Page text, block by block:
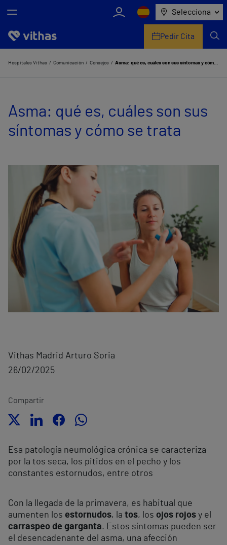
Selecciona
Nosotros
Servicios de salud
Equipo médico y asistencial
Comunicación
Pedir Cita
Hospitales Vithas Comunicación Consejos Asma: qué es, cuáles son sus síntomas y cómo se trata
Asma: qué es, cuáles son sus
síntomas y cómo se trata
Vithas Madrid Arturo Soria
26/02/2025
Compartir
Esa patología neumológica crónica se caracteriza
por la tos seca, los pitidos en el pecho y los
constantes estornudos, entre otros
Con la llegada de la primavera, es habitual que
aumenten los estornudos, la tos, los ojos rojos y el
carraspeo de garganta. Estos síntomas pueden ser
el desencadenante del asma, una afección